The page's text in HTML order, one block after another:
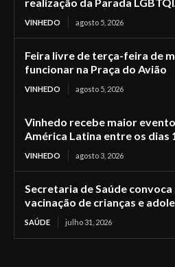
VINHEDO agosto 5, 2026
Feira livre de terça-feira de
funcionar na Praça do Avião
VINHEDO agosto 5, 2026
Vinhedo recebe maior
América Latina entre os dias
VINHEDO agosto 3, 2026
Secretaria de Saúde
vacinação de crianças e
SAÚDE julho 31, 2026